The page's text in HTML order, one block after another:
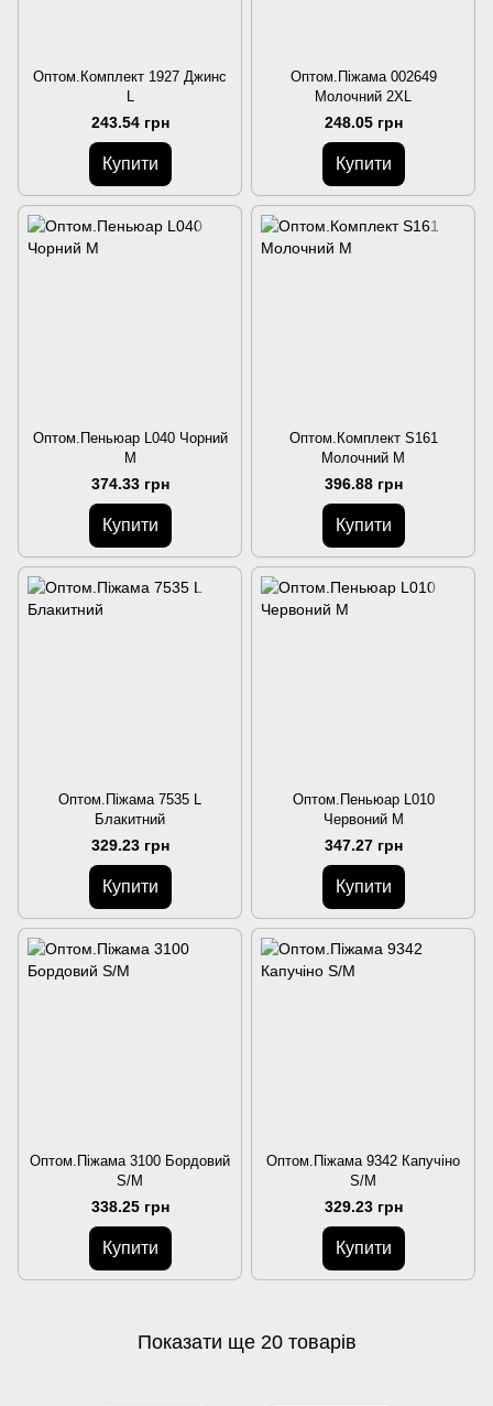
Оптом.Комплект 1927 Джинс
L
243.54 грн
Купити
Оптом.Піжама 002649
Молочний 2XL
248.05 грн
Купити
Оптом.Пеньюар L040 Чорний
M
374.33 грн
Купити
Оптом.Комплект S161
Молочний M
396.88 грн
Купити
Оптом.Піжама 7535 L
Блакитний
329.23 грн
Купити
Оптом.Пеньюар L010
Червоний M
347.27 грн
Купити
Оптом.Піжама 3100 Бордовий
S/M
338.25 грн
Купити
Оптом.Піжама 9342 Капучіно
S/M
329.23 грн
Купити
Показати ще 20 товарів